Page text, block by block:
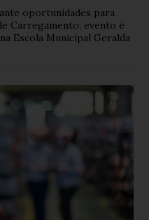
oportunidades para
Carregamento; evento é
Escola Municipal Geralda